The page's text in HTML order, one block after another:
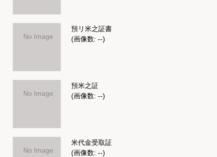
No Image
預リ米之証書
(画像数: --)
No Image
預米之証
(画像数: --)
No Image
米代金受取証
(画像数: --)